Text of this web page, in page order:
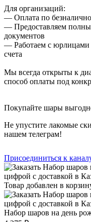
Для организаций:
— Оплата по
— Предоставляем
документов
— Работаем с юрлицами
счета
Мы всегда открыты к
способ оплаты под
Покупайте шары
Не упустите лакомые
нашем телеграм!
Присоединиться к
Товар добавлен в
Набор шаров на день